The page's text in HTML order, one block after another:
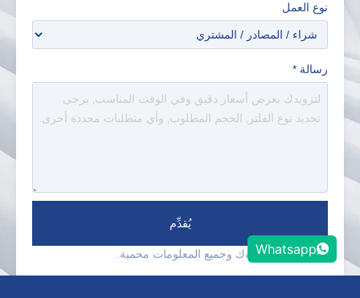
نوع العمل
رسالة *
يُقدِّم
*نحن نحترم سريةك وجميع المعلومات محمية.
Whatsapp